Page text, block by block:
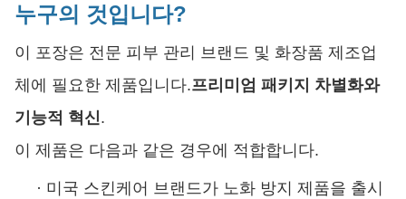
누구의 것입니다?
이 포장은 전문 피부 관리 브랜드 및 화장품 제조업
체에 필요한 제품입니다.프리미엄 패키지 차별화와
기능적 혁신.
이 제품은 다음과 같은 경우에 적합합니다.
· 미국 스킨케어 브랜드가 노화 방지 제품을 출시